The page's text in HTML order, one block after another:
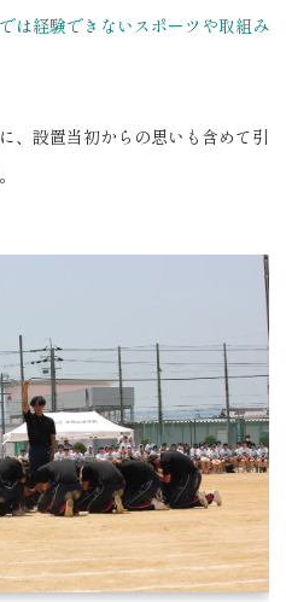
は経験できないスポーツや取組み
、設置当初からの思いも含めて引